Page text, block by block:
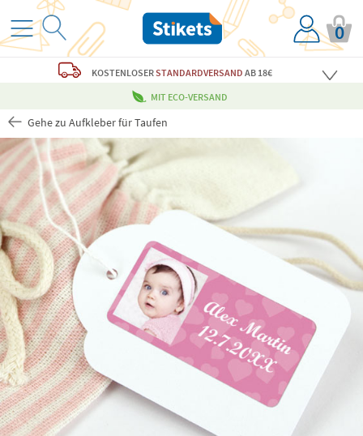
0
KOSTENLOSERSTANDARDVERSAND AB 18€
MIT ECO-VERSAND
Gehe zu Aufkleber für Taufen